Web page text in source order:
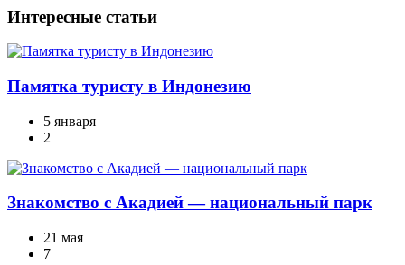
Интересные статьи
Памятка туристу в Индонезию
5 января
2
Знакомство с Акадией — национальный парк
21 мая
7